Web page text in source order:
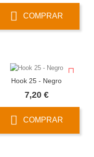
COMPRAR
Hook 25 - Negro
7,20 €Precio
COMPRAR